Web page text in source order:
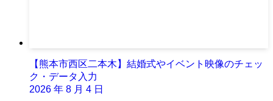
【熊本市西区二本木】結婚式やイベント映像のチェッ
ク・データ入力
2026 年 8 月 4 日